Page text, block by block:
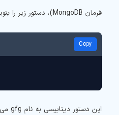
فرمان MongoDB)، دستور زیر را بنویسید:
Copy
این دستور دیتابیسی به نام gfg